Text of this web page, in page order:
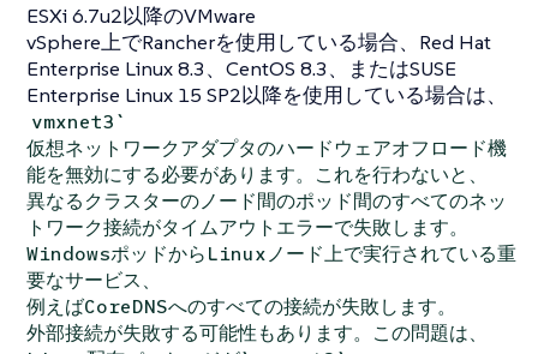
ESXi 6.7u2以降のVMware
vSphere上でRancherを使用している場合、Red Hat
Enterprise Linux 8.3、CentOS 8.3、またはSUSE
Enterprise Linux 15 SP2以降を使用している場合は、
vmxnet3`
仮想ネットワークアダプタのハードウェアオフロード機
能を無効にする必要があります。これを行わないと、
異なるクラスターのノード間のポッド間のすべてのネッ
トワーク接続がタイムアウトエラーで失敗します。
WindowsポッドからLinuxノード上で実行されている重
要なサービス、
例えばCoreDNSへのすべての接続が失敗します。
外部接続が失敗する可能性もあります。この問題は、